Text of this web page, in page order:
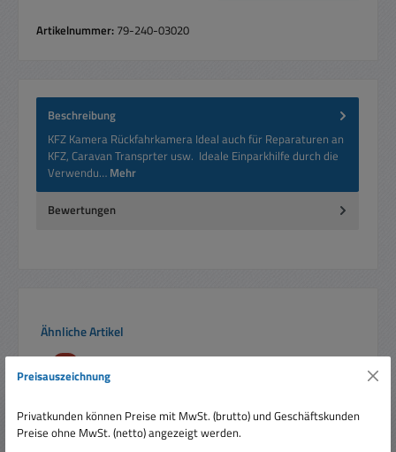
Artikelnummer: 79-240-03020
Beschreibung
KFZ Kamera Rückfahrkamera Ideal auch für Reparaturen an
KFZ, Caravan Transprter usw. Ideale Einparkhilfe durch die
Verwendu… Mehr
Bewertungen
Produktgalerie überspringen
Ähnliche Artikel
Rabatt
Preisauszeichnung
Privatkunden können Preise mit MwSt. (brutto) und Geschäftskunden
Preise ohne MwSt. (netto) angezeigt werden.